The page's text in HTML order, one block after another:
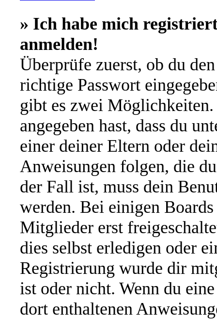
» Ich habe mich
anmelden!
Überprüfe zuerst, ob du
richtige Passwort
gibt es zwei
angegeben hast, dass du
einer deiner Eltern oder
Anweisungen folgen, die
der Fall ist, muss dein
werden. Bei einigen
Mitglieder erst
dies selbst erledigen oder
Registrierung wurde dir
ist oder nicht. Wenn du
dort enthaltenen